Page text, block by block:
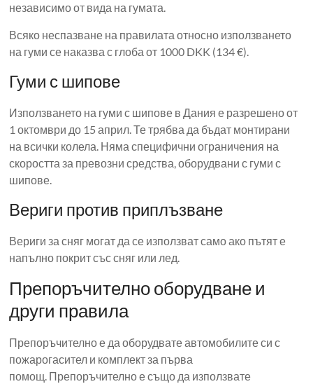
независимо от вида на гумата.
Всяко неспазване на правилата относно използването
на гуми се наказва с глоба от 1000 DKK (134 €).
Гуми с шипове
Използването на гуми с шипове в Дания е разрешено от
1 октомври до 15 април. Те трябва да бъдат монтирани
на всички колела. Няма специфични ограничения на
скоростта за превозни средства, оборудвани с гуми с
шипове.
Вериги против приплъзване
Вериги за сняг могат да се използват само ако пътят е
напълно покрит със сняг или лед.
Препоръчително оборудване и
други правила
Препоръчително е да оборудвате автомобилите си с
пожарогасител и комплект за първа
помощ. Препоръчително е също да използвате